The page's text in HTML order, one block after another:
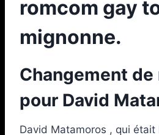
romcom gay
mignonne.
Changement
pour David
David Matamoros , qui